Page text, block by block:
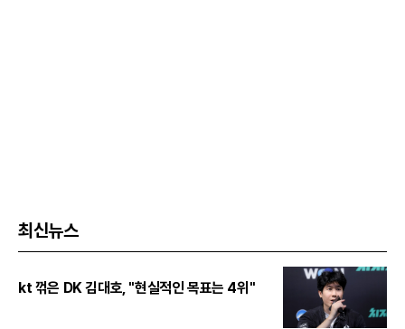
최신뉴스
kt 꺾은 DK 김대호, "현실적인 목표는 4위"